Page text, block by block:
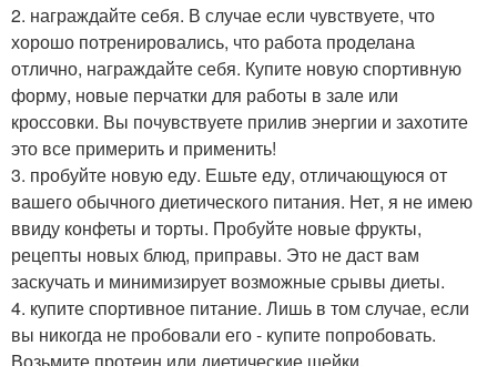
2. награждайте себя. В случае если чувствуете, что
хорошо потренировались, что работа проделана
отлично, награждайте себя. Купите новую спортивную
форму, новые перчатки для работы в зале или
кроссовки. Вы почувствуете прилив энергии и захотите
это все примерить и применить!
3. пробуйте новую еду. Ешьте еду, отличающуюся от
вашего обычного диетического питания. Нет, я не имею
ввиду конфеты и торты. Пробуйте новые фрукты,
рецепты новых блюд, приправы. Это не даст вам
заскучать и минимизирует возможные срывы диеты.
4. купите спортивное питание. Лишь в том случае, если
вы никогда не пробовали его - купите попробовать.
Возьмите протеин или диетические шейки,